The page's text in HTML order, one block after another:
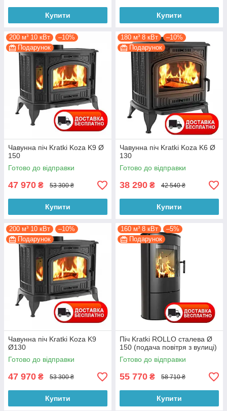
Купити Купити
200 м³ 10 кВт
–10%
Подарунок
Чавунна піч Kratki Koza K9 Ø
150
Готово до відправки
47 970 ₴ 53 300 ₴
Купити
180 м³ 8 кВт
–10%
Подарунок
Чавунна піч Kratki Koza K6 Ø
130
Готово до відправки
38 290 ₴ 42 540 ₴
Купити
200 м³ 10 кВт
–10%
Подарунок
Чавунна піч Kratki Koza K9
Ø130
Готово до відправки
47 970 ₴ 53 300 ₴
Купити
160 м³ 8 кВт
–5%
Подарунок
Піч Kratki ROLLO сталева Ø
150 (подача повітря з вулиці)
Готово до відправки
55 770 ₴ 58 710 ₴
Купити